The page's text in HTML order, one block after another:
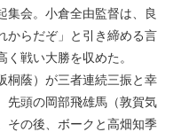
会。小倉全由監督は、良
からだぞ」と引き締める言
戦い大勝を収めた。
桐蔭）が三者連続三振と幸
先頭の岡部飛雄馬（敦賀気
その後、ボークと高畑知季